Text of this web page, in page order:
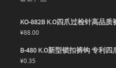
KO-882B K.O四爪过检针高品
¥88.00
B-480 K.O新型锁扣裤钩 专利
¥0.35